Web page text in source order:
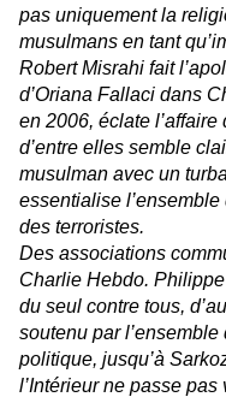
pas uniquement la
musulmans en tant
Robert Misrahi fait
d’Oriana Fallaci dans
en 2006, éclate l’affaire
d’entre elles semble
musulman avec un
essentialise
des terroristes.
Des associations
Charlie Hebdo.
du seul contre tous,
soutenu par
politique, jusqu’à
l’Intérieur ne passe